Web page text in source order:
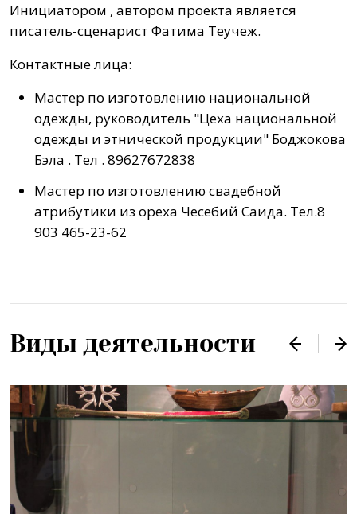
Инициатором , автором проекта является
писатель-сценарист Фатима Теучеж.
Контактные лица:
Мастер по изготовлению национальной
одежды, руководитель "Цеха национальной
одежды и этнической продукции" Боджокова
Бэла . Тел . 89627672838
Мастер по изготовлению свадебной
атрибутики из ореха Чесебий Саида. Тел.8
903 465-23-62
Виды деятельности